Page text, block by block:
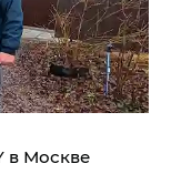
в Москве